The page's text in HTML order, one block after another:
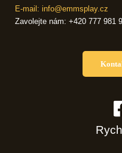
E-mail: info@emmsplay.cz
Zavolejte nám: +420 777 981